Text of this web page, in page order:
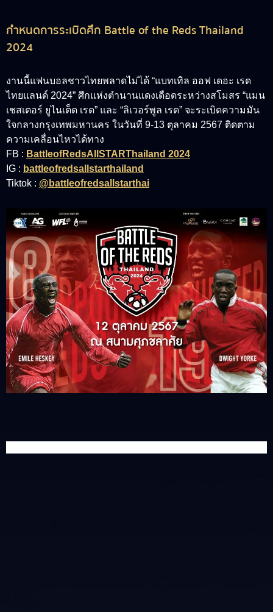
กำหนดการระเบิดศึก Battle of the Reds Thailand
2024
งานนี้แฟนบอลชาวไทยพลาดไม่ได้ “แบทเทิล ออฟ เดอะ เรด
ไทยแลนด์ 2024” ศึกแห่งตำนานแดงเดือดระหว่างสโมสร “แมน
เชสเตอร์ ยูไนเต็ด เรด” และ “ลิเวอร์พูล เรด” จะระเบิดความมัน
ใจกลางกรุงเทพมหานคร ในวันที่ 9-13 ตุลาคม 2567 ติดตาม
ความเคลื่อนไหวได้ทาง
FB : BattleofRedsAllSTARThailand 2024
IG : battleofredsallstarthailand
Tiktok : @battleofredsallstarthai